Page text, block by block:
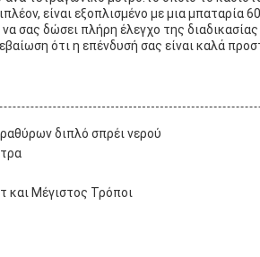
είναι εξοπλισμένο με μια μπαταρία
σας δώσει πλήρη έλεγχο της
ότι η επένδυσή σας είναι καλά
διπλό σπρέι νερού
και Μέγιστος Τρόποι